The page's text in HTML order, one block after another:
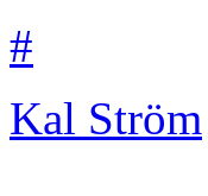
#
Kal Ström